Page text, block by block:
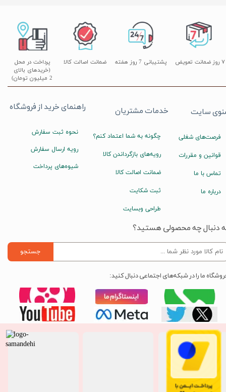
پشتیبانی 7 روز هفته
پرداخت در محل
(خریدهای بالای
2 میلیون تومان)
۷ روز ضمانت تعویض ضمانت اصالت کالا
راهنمای خرید از فروشگاه
نحوه ثبت سفارش
رویه ارسال سفارش
شیوه‌های پرداخت
خدمات مشتریان
چگونه به شما اعتماد کنم؟
رویه‌های بازگرداندن کالا
ضمانت اصالت کالا
ثبت شکایت
طراحی وبسایت
سایت
فرصت‌های شغلی
قوانین و مقررات
تماس با ما
درباره ما
دنبال چه محصولی هستید؟
جستجو
ما را در شبکه‌های اجتماعی دنبال کنید: